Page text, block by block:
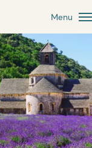
Menu